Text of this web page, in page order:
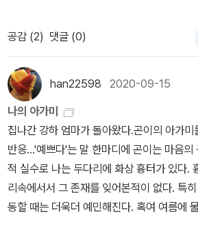
네요. 근데 그 때는 너무 더워서 낮에 해가
해가 막 지는 시간에 사람들이 더 많았고, 그
기 생각이 났는데, 우리집 냉장고에 아이스
어요. 10월에 사 둔 건데, 그 때만 해도 기온
스크림을 샀지만, 어느 날 갑자기 추워지면서
것 같습니다. 그렇지만 냉장고 안에는 늘 차
을 좋아하긴 해도, 이젠 아이스 아메리카노
가 되었어요. 며칠 전에는 갑자기 라떼가 생
를 사와야겠네요. 아이, 생각하니 귀찮아...
적이 없이 잠깐 가서 걷고 오는 건 그냥 마음
버무리는) 주인공을 현실에서는 불가한 인
파생될 수 밖에 없는 긴장과 특이한 지점들을
데에 있는 것 같다. 무슨 이유인지, 어느 때
가미가 가진 아이가 남의 손, 남의 집에서 자
환경을 만들어놓고 그래서 혹여 벌어질 수 있
지 추적한다. 그러나 환타지는 환타지이다.
라서이기도 하지만 그 아이가 나름의 결핍
길을 간다는 게 환타지가 아닌가. 실제 그런
의 속된 시선에 끌려들어 비극적인 최후를
테니까. 그러나 다행히도 아이는(곤) 인정있
노인 집에서 청소년기를 보내게 된다. 그리
공감 (2) 댓글 (0)
han22598 2020-09-15
나의 아가미
집나간 강하 엄마가 돌아왔다.곤이의 아가
반응...'예쁘다'는 말 한마디에 곤이는 마음
적 실수로 나는 두다리에 화상 흉터가 있다.
리속에서서 그 존재를 잊어본적이 없다. 특
동할 때는 더욱더 예민해진다. 혹여 여름에